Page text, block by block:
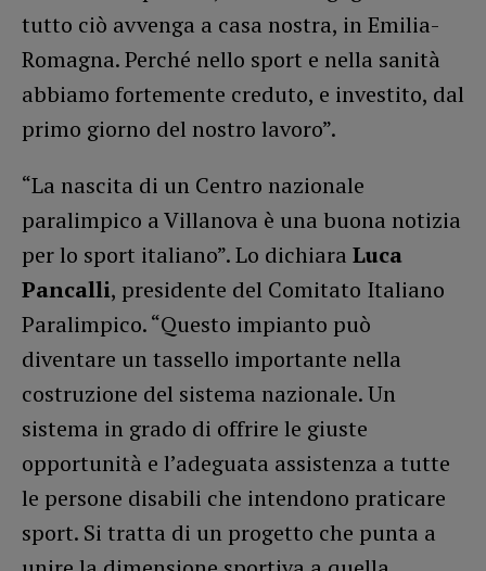
tutto ciò avvenga a casa nostra, in Emilia-
Romagna. Perché nello sport e nella sanità
abbiamo fortemente creduto, e investito, dal
primo giorno del nostro lavoro”.
“La nascita di un Centro nazionale
paralimpico a Villanova è una buona notizia
per lo sport italiano”. Lo dichiara Luca
Pancalli, presidente del Comitato Italiano
Paralimpico. “Questo impianto può
diventare un tassello importante nella
costruzione del sistema nazionale. Un
sistema in grado di offrire le giuste
opportunità e l’adeguata assistenza a tutte
le persone disabili che intendono praticare
sport. Si tratta di un progetto che punta a